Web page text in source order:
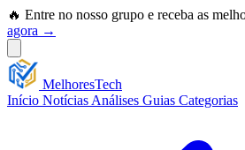
🔥 Entre no nosso grupo e receba as
agora →
MelhoresTech
Início Notícias Análises Guias Categorias